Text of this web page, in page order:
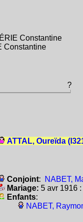
Constantine
Constantine
?
ATTAL, Oureïda
Conjoint: NABET,
Mariage:5 avr 1916
Enfants:
NABET,